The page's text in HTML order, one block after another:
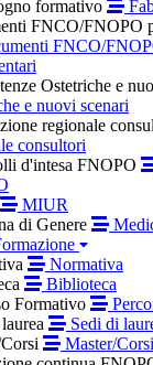
formativo
FNCO/FNOPO
FNCO/
Ostetriche e
e nuovi scenari
regionale
consultori
d'intesa FNOPO
MIUR
di Genere
Normativa
Biblioteca
Formativo
Sedi di
Master/Corsi